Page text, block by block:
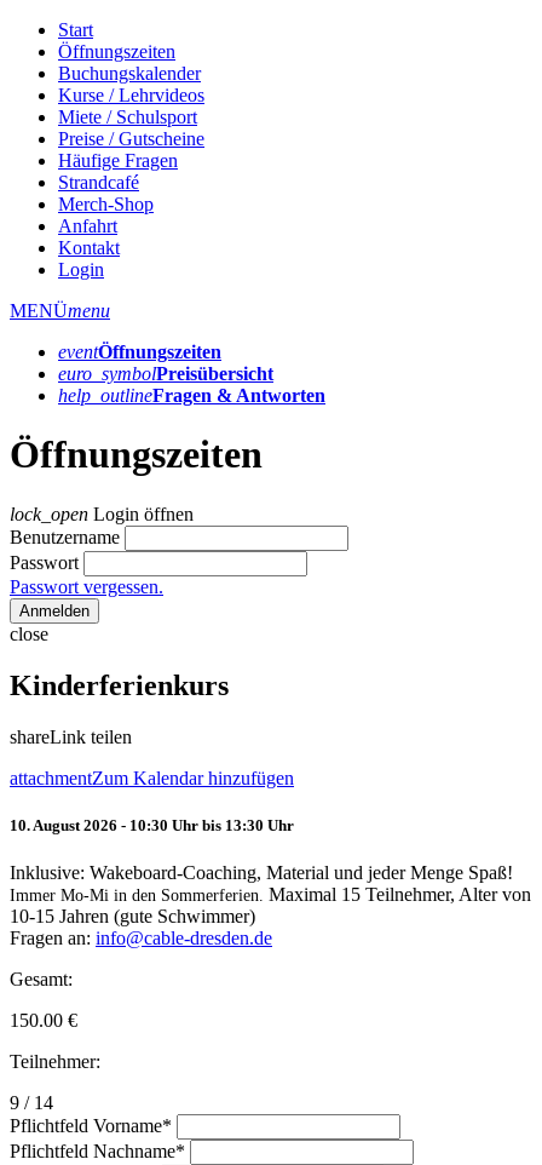
Start
Öffnungszeiten
Buchungskalender
Kurse / Lehrvideos
Miete / Schulsport
Preise / Gutscheine
Häufige Fragen
Strandcafé
Merch-Shop
Anfahrt
Kontakt
Login
MENÜmenu
eventÖffnungs­zeiten
euro_symbolPreis­übersicht
help_outlineFragen & Antworten
Öffnungszeiten
lock_open Login öffnen
Benutzername
Passwort
Passwort vergessen.
Anmelden
close
Kinderferienkurs
shareLink teilen
attachmentZum Kalendar hinzufügen
10. August 2026 - 10:30 Uhr bis 13:30 Uhr
Inklusive: Wakeboard-Coaching, Material und jeder Menge Spaß!
Immer Mo-Mi in den Sommerferien. Maximal 15 Teilnehmer, Alter von
10-15 Jahren (gute Schwimmer)
Fragen an: info@cable-dresden.de
Gesamt:
150.00 €
Teilnehmer:
9 / 14
Pflichtfeld Vorname*
Pflichtfeld Nachname*